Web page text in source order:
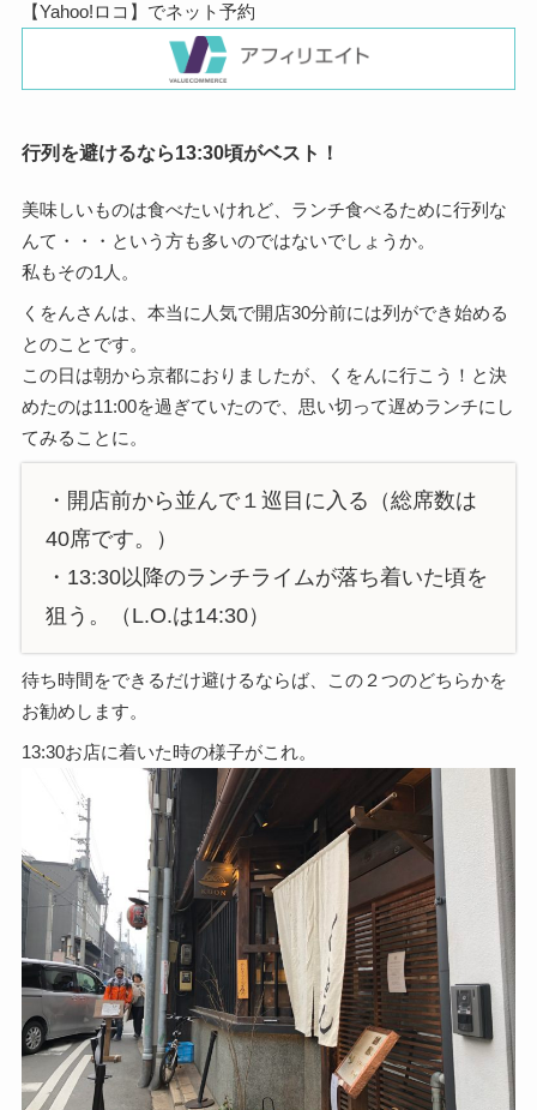
【Yahoo!ロコ】でネット予約
行列を避けるなら13:30頃がベスト！
美味しいものは食べたいけれど、ランチ食べるために行列な
んて・・・という方も多いのではないでしょうか。
私もその1人。
くをんさんは、本当に人気で開店30分前には列ができ始める
とのことです。
この日は朝から京都におりましたが、くをんに行こう！と決
めたのは11:00を過ぎていたので、思い切って遅めランチにし
てみることに。
・開店前から並んで１巡目に入る（総席数は
40席です。）
・13:30以降のランチライムが落ち着いた頃を
狙う。（L.O.は14:30）
待ち時間をできるだけ避けるならば、この２つのどちらかを
お勧めします。
13:30お店に着いた時の様子がこれ。